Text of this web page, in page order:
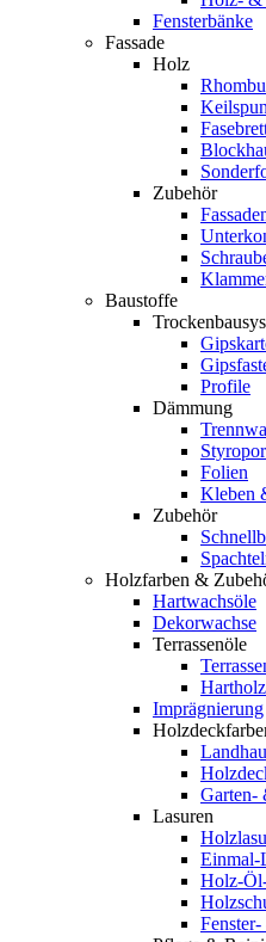
Fensterbänke
Fassade
Holz
Zubehör
Baustoffe
Profile
Dämmung
Folien
Kleben
Zubehör
Holzfarben &
Hartwachsöle
Dekorwachse
Terrassenöle
Imprägnierung
Garten-
Lasuren
Einmal-
Holz-